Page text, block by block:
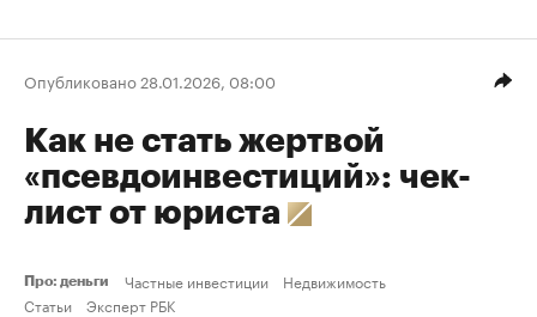
Опубликовано 28.01.2026, 08:00
Как не стать жертвой
«псевдоинвестиций»: чек-
лист от юриста
Про: деньги Частные инвестиции
Недвижимость
Статьи
Эксперт РБК